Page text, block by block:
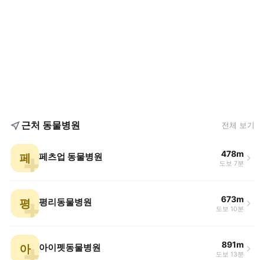
근처 동물병원 전체 보기
페 페츠업 동물병원 478m
도보 7분
평 평리동물병원 673m
도보 10분
아 아이펫동물병원 891m
도보 13분